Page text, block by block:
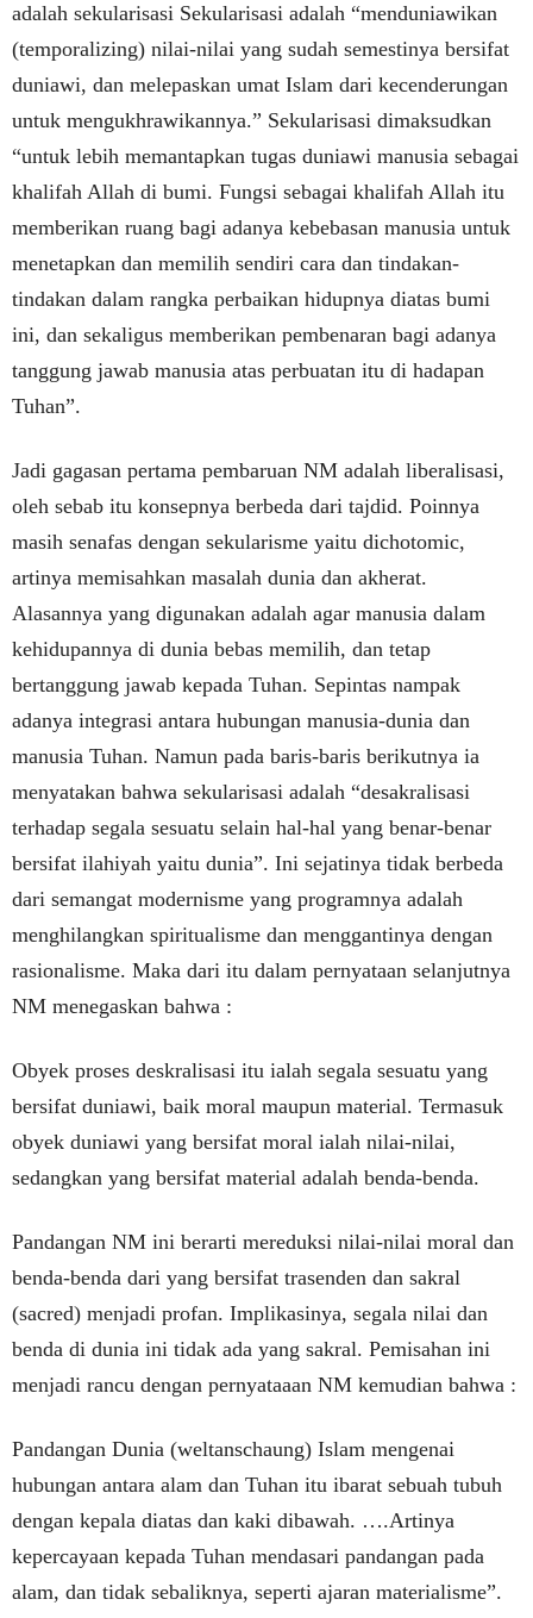
adalah sekularisasi Sekularisasi adalah “menduniawikan
(temporalizing) nilai-nilai yang sudah semestinya bersifat
duniawi, dan melepaskan umat Islam dari kecenderungan
untuk mengukhrawikannya.” Sekularisasi dimaksudkan
“untuk lebih memantapkan tugas duniawi manusia sebagai
khalifah Allah di bumi. Fungsi sebagai khalifah Allah itu
memberikan ruang bagi adanya kebebasan manusia untuk
menetapkan dan memilih sendiri cara dan tindakan-
tindakan dalam rangka perbaikan hidupnya diatas bumi
ini, dan sekaligus memberikan pembenaran bagi adanya
tanggung jawab manusia atas perbuatan itu di hadapan
Tuhan”.
Jadi gagasan pertama pembaruan NM adalah liberalisasi,
oleh sebab itu konsepnya berbeda dari tajdid. Poinnya
masih senafas dengan sekularisme yaitu dichotomic,
artinya memisahkan masalah dunia dan akherat.
Alasannya yang digunakan adalah agar manusia dalam
kehidupannya di dunia bebas memilih, dan tetap
bertanggung jawab kepada Tuhan. Sepintas nampak
adanya integrasi antara hubungan manusia-dunia dan
manusia Tuhan. Namun pada baris-baris berikutnya ia
menyatakan bahwa sekularisasi adalah “desakralisasi
terhadap segala sesuatu selain hal-hal yang benar-benar
bersifat ilahiyah yaitu dunia”. Ini sejatinya tidak berbeda
dari semangat modernisme yang programnya adalah
menghilangkan spiritualisme dan menggantinya dengan
rasionalisme. Maka dari itu dalam pernyataan selanjutnya
NM menegaskan bahwa :
Obyek proses deskralisasi itu ialah segala sesuatu yang
bersifat duniawi, baik moral maupun material. Termasuk
obyek duniawi yang bersifat moral ialah nilai-nilai,
sedangkan yang bersifat material adalah benda-benda.
Pandangan NM ini berarti mereduksi nilai-nilai moral dan
benda-benda dari yang bersifat trasenden dan sakral
(sacred) menjadi profan. Implikasinya, segala nilai dan
benda di dunia ini tidak ada yang sakral. Pemisahan ini
menjadi rancu dengan pernyataaan NM kemudian bahwa :
Pandangan Dunia (weltanschaung) Islam mengenai
hubungan antara alam dan Tuhan itu ibarat sebuah tubuh
dengan kepala diatas dan kaki dibawah. ….Artinya
kepercayaan kepada Tuhan mendasari pandangan pada
alam, dan tidak sebaliknya, seperti ajaran materialisme”.